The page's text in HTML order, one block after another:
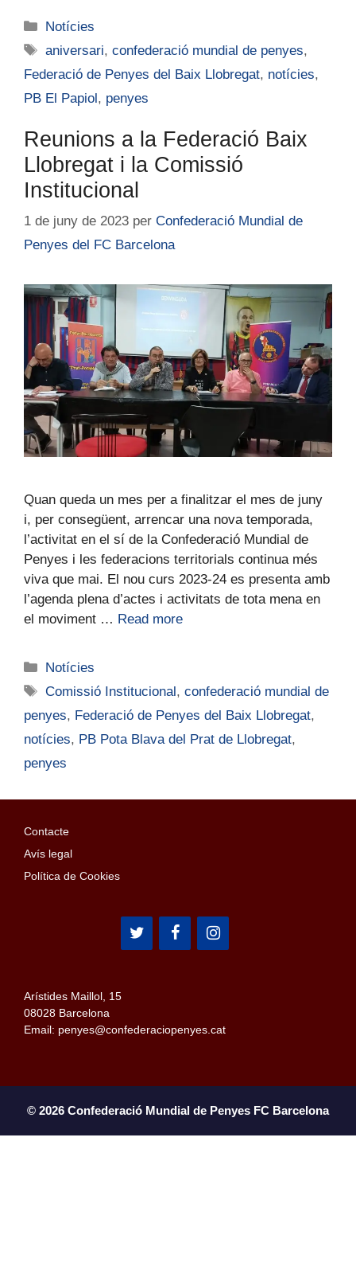
Notícies
aniversari,confederació mundial de penyes,
Federació de Penyes del Baix Llobregat, notícies,
PB El Papiol, penyes
Reunions a la Federació Baix
Llobregat i la Comissió
Institucional
1 de juny de 2023 per Confederació Mundial de
Penyes del FC Barcelona
Quan queda un mes per a finalitzar el mes de juny
i, per consegüent, arrencar una nova temporada,
l’activitat en el sí de la Confederació Mundial de
Penyes i les federacions territorials continua més
viva que mai. El nou curs 2023-24 es presenta amb
l’agenda plena d’actes i activitats de tota mena en
el moviment … Read more
Notícies
Comissió Institucional,confederació mundial de
penyes, Federació de Penyes del Baix Llobregat,
notícies, PB Pota Blava del Prat de Llobregat,
penyes
Contacte
Avís legal
Política de Cookies
Arístides Maillol, 15
08028 Barcelona
Email: penyes@confederaciopenyes.cat
© 2026 Confederació Mundial de Penyes FC Barcelona